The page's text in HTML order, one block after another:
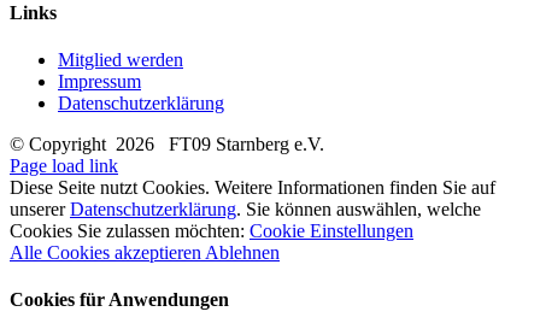
Links
Mitglied werden
Impressum
Datenschutzerklärung
© Copyright 2026 FT09 Starnberg e.V.
Page load link
Diese Seite nutzt Cookies. Weitere Informationen finden Sie auf
unsererDatenschutzerklärung. Sie können auswählen, welche
Cookies Sie zulassen möchten: Cookie Einstellungen
Alle Cookies akzeptieren Ablehnen
Cookies für Anwendungen